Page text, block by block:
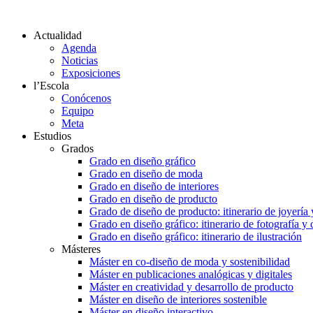
Actualidad
Agenda
Noticias
Exposiciones
l’Escola
Conócenos
Equipo
Meta
Estudios
Grados
Grado en diseño gráfico
Grado en diseño de moda
Grado en diseño de interiores
Grado en diseño de producto
Grado de diseño de producto: itinerario de joyería
Grado en diseño gráfico: itinerario de fotografía y
Grado en diseño gráfico: itinerario de ilustración
Másteres
Máster en co-diseño de moda y sostenibilidad
Máster en publicaciones analógicas y digitales
Máster en creatividad y desarrollo de producto
Máster en diseño de interiores sostenible